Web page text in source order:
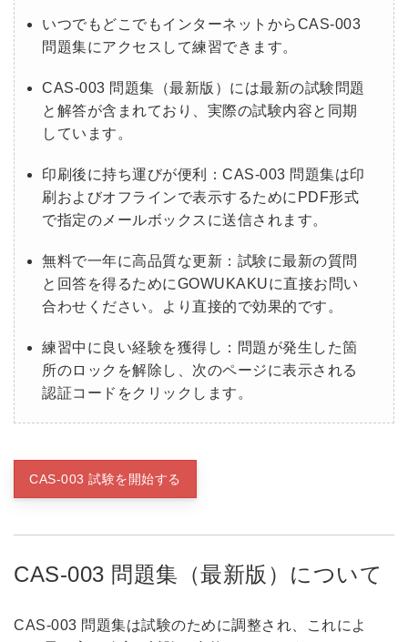
いつでもどこでもインターネットからCAS-003
問題集にアクセスして練習できます。
CAS-003 問題集（最新版）には最新の試験問題
と解答が含まれており、実際の試験内容と同期
しています。
印刷後に持ち運びが便利：CAS-003 問題集は印
刷およびオフラインで表示するためにPDF形式
で指定のメールボックスに送信されます。
無料で一年に高品質な更新：試験に最新の質問
と回答を得るためにGOWUKAKUに直接お問い
合わせください。より直接的で効果的です。
練習中に良い経験を獲得し：問題が発生した箇
所のロックを解除し、次のページに表示される
認証コードをクリックします。
CAS-003 試験を開始する
CAS-003 問題集（最新版）について
CAS-003 問題集は試験のために調整され、これによ